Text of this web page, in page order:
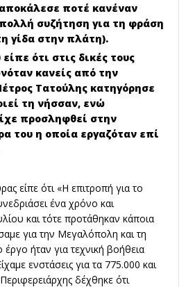
αποκάλεσε ποτέ κανέναν
συζήτηση για τη φράση
γίδα στην πλάτη).
ότι στις δικές τους
κανείς από την
Τατούλης κατηγόρησε
τη νήσσαν, ενώ
προσληφθεί στην
του η οποία εργαζόταν επί
είπε ότι «Η επιτροπή για το
ένα χρόνο και
και τότε προτάθηκαν κάποια
για την Μεγαλόπολη και τη
έργο ήταν για τεχνική βοήθεια
ενστάσεις για τα 775.000 και
δέχθηκε ότι